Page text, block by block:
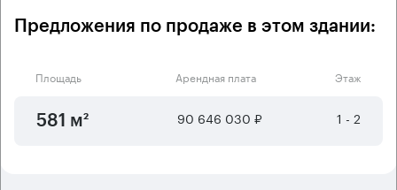
Предложения по продаже в этом здании:
Площадь Арендная плата Этаж
581 м² 90 646 030 ₽ 1 - 2